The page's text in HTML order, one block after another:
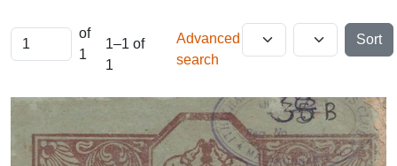
of
1
1–1 of
1
Advanced
search
Sort